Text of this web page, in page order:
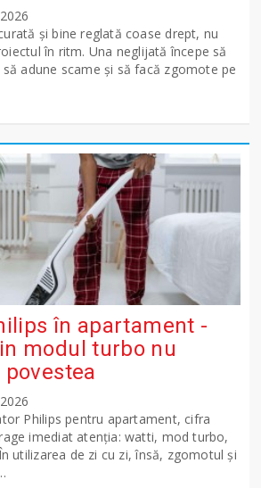
și bine reglată coase drept, nu
în ritm. Una neglijată începe să
adune scame și să facă zgomote pe
în apartament -
modul turbo nu
Philips pentru apartament, cifra
imediat atenția: watti, mod turbo,
utilizarea de zi cu zi, însă, zgomotul și